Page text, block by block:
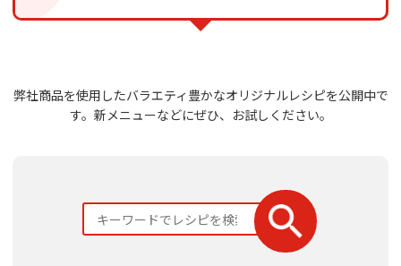
弊社商品を使用したバラエティ豊かなオリジナルレシピを公開中で
す。 新メニューなどにぜひ、お試しください。